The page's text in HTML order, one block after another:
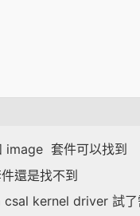
image 套件可以找到
還是找不到
csal kernel driver 試